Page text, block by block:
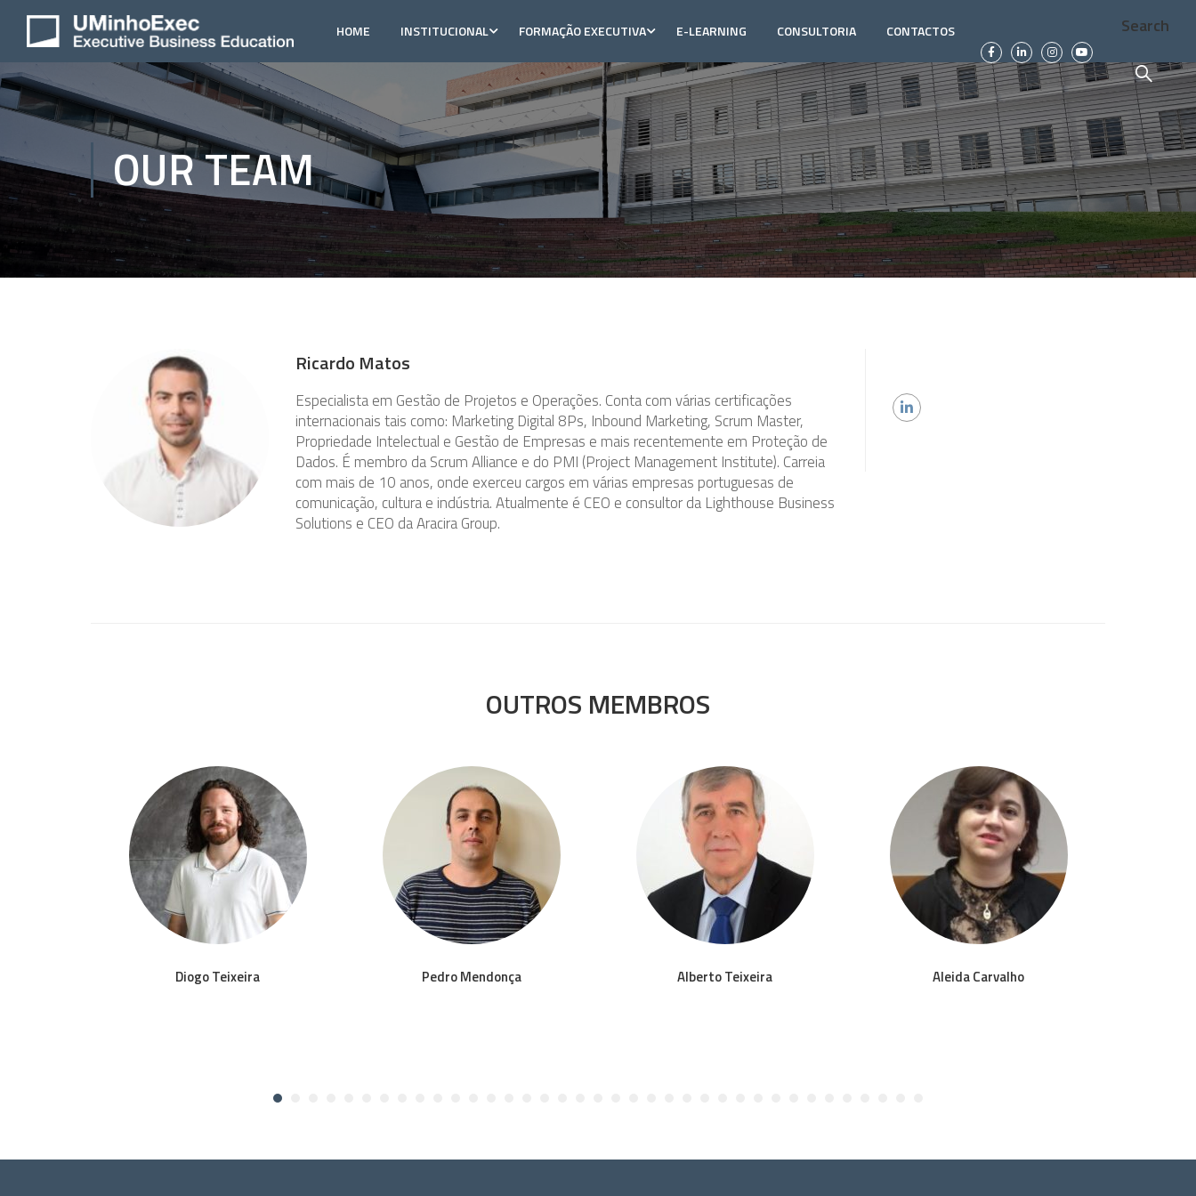
HOME INSTITUCIONAL FORMAÇÃO EXECUTIVA E-LEARNING CONSULTORIA CONTACTOS Search
OUR TEAM
Ricardo Matos
Especialista em Gestão de Projetos e Operações. Conta com várias certificações
internacionais tais como: Marketing Digital 8Ps, Inbound Marketing, Scrum Master,
Propriedade Intelectual e Gestão de Empresas e mais recentemente em Proteção de
Dados. É membro da Scrum Alliance e do PMI (Project Management Institute). Carreia
com mais de 10 anos, onde exerceu cargos em várias empresas portuguesas de
comunicação, cultura e indústria. Atualmente é CEO e consultor da Lighthouse Business
Solutions e CEO da Aracira Group.
OUTROS MEMBROS
Diogo Teixeira Pedro Mendonça Alberto Teixeira Aleida Carvalho